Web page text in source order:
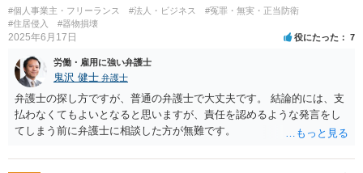
いくら請求されているのでしょうか？
#個人事業主・フリーランス #法人・ビジネス
#冤罪・無実・正当防衛
#住居侵入
#器物損壊
2025年6月17日 役にたった 7
労働・雇用に強い弁護士
鬼沢 健士 弁護士
弁護士の探し方ですが、普通の弁護士で大丈夫です。 結論的には、支
払わなくてもよいとなると思いますが、責任を認めるような発言をし
てしまう前に弁護士に相談した方が無難です。